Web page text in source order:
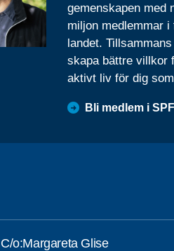
gemenskapen med
miljon medlemmar
landet.
skapa bättre villkor
aktivt liv för dig
Bli medlem i
C/o:Margareta Glise